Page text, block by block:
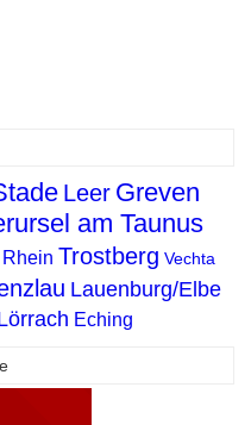
Leer Greven
am Taunus
Trostberg Vechta
Lauenburg/Elbe
Eching